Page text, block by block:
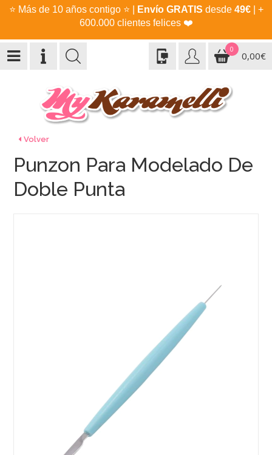
⭐ Más de 10 años contigo ⭐ Envío GRATIS desde 49€| +
600.000 clientes felices ❤️
0
0,00€
Volver
Punzon Para Modelado De
Doble Punta